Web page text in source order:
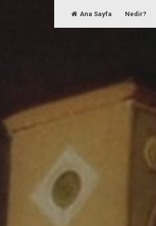
Ana Sayfa Nedir?